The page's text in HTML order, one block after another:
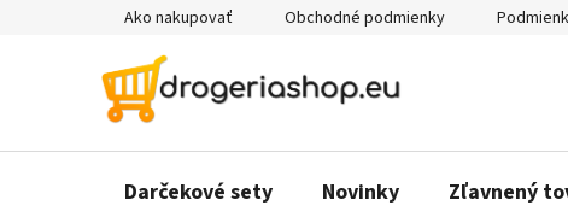
Ako nakupovať Obchodné podmienky
Darčekové sety Novinky Zľavnený